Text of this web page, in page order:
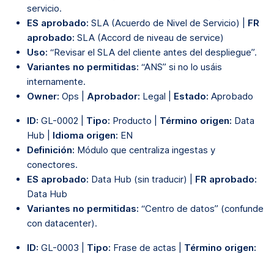
servicio.
ES aprobado: SLA (Acuerdo de Nivel de Servicio) | FR
aprobado: SLA (Accord de niveau de service)
Uso: “Revisar el SLA del cliente antes del despliegue”.
Variantes no permitidas: “ANS” si no lo usáis
internamente.
Owner: Ops | Aprobador: Legal | Estado: Aprobado
ID: GL-0002 | Tipo: Producto | Término origen: Data
Hub | Idioma origen: EN
Definición: Módulo que centraliza ingestas y
conectores.
ES aprobado: Data Hub (sin traducir) | FR aprobado:
Data Hub
Variantes no permitidas: “Centro de datos” (confunde
con datacenter).
ID: GL-0003 | Tipo: Frase de actas | Término origen: